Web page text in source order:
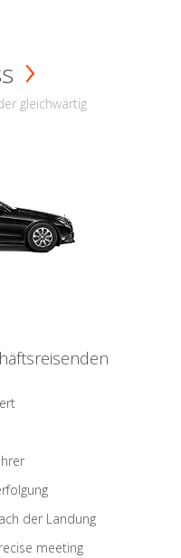
gleichwärtig
der Landung
meeting